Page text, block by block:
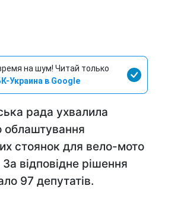
на шум! Читай только
Украина в Google
рада ухвалила
облаштування
стоянок для вело-мото
відповідне рішення
97 депутатів.